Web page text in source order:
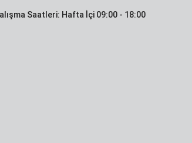
Saatleri: Hafta İçi 09:00 - 18:00